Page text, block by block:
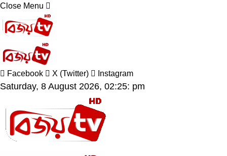
Close Menu
Facebook X (Twitter) Instagram
Saturday, 8 August 2026, 02:25: pm